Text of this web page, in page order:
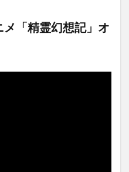
「精霊幻想記」オ